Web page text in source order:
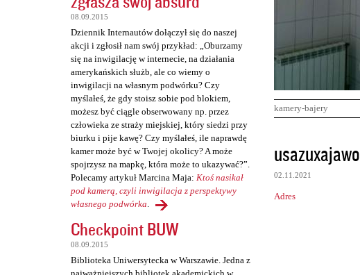
08.09.2015
Dziennik Internautów dołączył się do naszej
akcji i zgłosił nam swój przykład: „Oburzamy
się na inwigilację w internecie, na działania
amerykańskich służb, ale co wiemy o
inwigilacji na własnym podwórku? Czy
myślałeś, że gdy stoisz sobie pod blokiem,
możesz być ciągle obserwowany np. przez
człowieka ze straży miejskiej, który siedzi przy
biurku i pije kawę? Czy myślałeś, ile naprawdę
kamer może być w Twojej okolicy? A może
spojrzysz na mapkę, która może to ukazywać?”.
Polecamy artykuł Marcina Maja: Ktoś nasikał
pod kamerą, czyli inwigilacja z perspektywy
własnego podwórka.
Checkpoint BUW
08.09.2015
Biblioteka Uniwersytecka w Warszawie. Jedna z
kamery-bajery
K
o
m
e
usazuxajawo
02.11.2021
Adres